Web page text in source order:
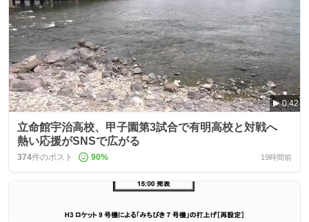
0:42
立命館宇治高校、甲子園第3試合で有明高校と対戦へ
熱い応援がSNSで広がる
374件のポスト 90% 19時間前